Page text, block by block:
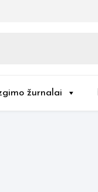
žurnalai